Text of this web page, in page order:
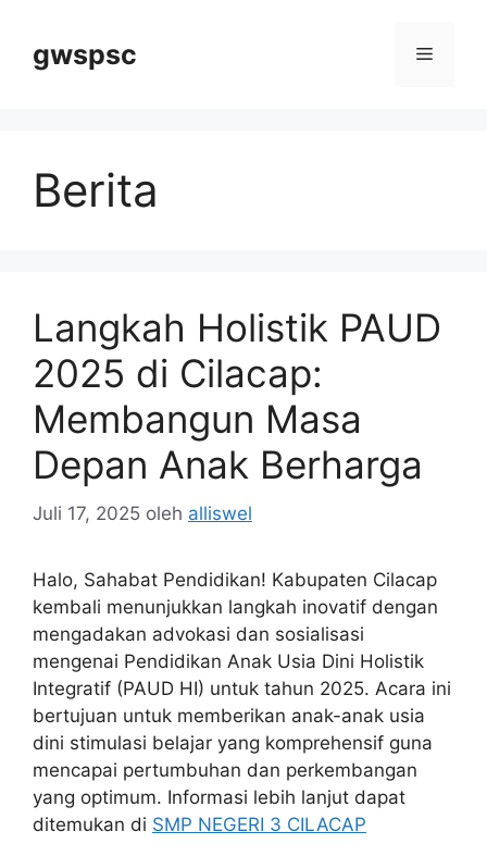
gwspsc Menu
Berita
Langkah Holistik PAUD
2025 di Cilacap:
Membangun Masa
Depan Anak Berharga
Juli 17, 2025 oleh alliswel
Halo, Sahabat Pendidikan! Kabupaten Cilacap
kembali menunjukkan langkah inovatif dengan
mengadakan advokasi dan sosialisasi
mengenai Pendidikan Anak Usia Dini Holistik
Integratif (PAUD HI) untuk tahun 2025. Acara ini
bertujuan untuk memberikan anak-anak usia
dini stimulasi belajar yang komprehensif guna
mencapai pertumbuhan dan perkembangan
yang optimum. Informasi lebih lanjut dapat
ditemukan di SMP NEGERI 3 CILACAP